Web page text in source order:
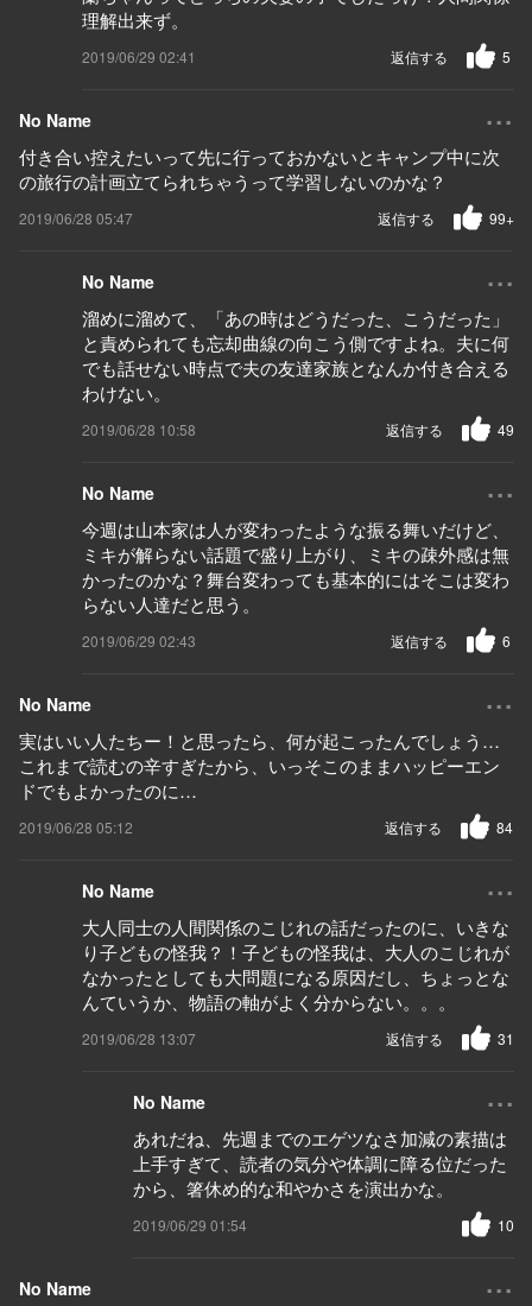
理解出来ず。
2019/06/29 02:41 5
返信する
No Name ...
付き合い控えたいって先に行っておかないとキャンプ中に次
の旅行の計画立てられちゃうって学習しないのかな？
2019/06/28 05:47 99+
返信する
No Name ...
溜めに溜めて、「あの時はどうだった、こうだった」
と責められても忘却曲線の向こう側ですよね。夫に何
でも話せない時点で夫の友達家族となんか付き合える
わけない。
2019/06/28 10:58 49
返信する
No Name ...
今週は山本家は人が変わったような振る舞いだけど、
ミキが解らない話題で盛り上がり、ミキの疎外感は無
かったのかな？舞台変わっても基本的にはそこは変わ
らない人達だと思う。
2019/06/29 02:43 6
返信する
No Name ...
実はいい人たちー！と思ったら、何が起こったんでしょう…
これまで読むの辛すぎたから、いっそこのままハッピーエン
ドでもよかったのに…
2019/06/28 05:12 84
返信する
No Name ...
大人同士の人間関係のこじれの話だったのに、いきな
り子どもの怪我？！子どもの怪我は、大人のこじれが
なかったとしても大問題になる原因だし、ちょっとな
んていうか、物語の軸がよく分からない。。。
2019/06/28 13:07 31
返信する
No Name ...
あれだね、先週までのエゲツなさ加減の素描は
上手すぎて、読者の気分や体調に障る位だった
から、箸休め的な和やかさを演出かな。
2019/06/29 01:54 10
No Name ...